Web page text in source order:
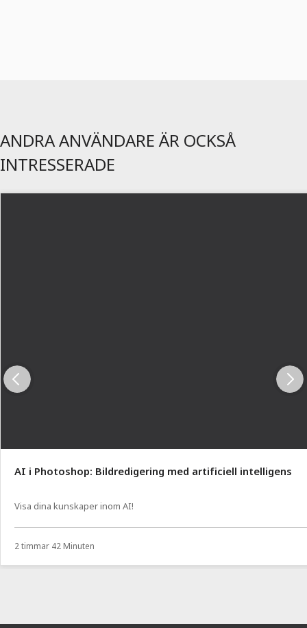
ANDRA ANVÄNDARE ÄR OCKSÅ
INTRESSERADE
AI i Photoshop: Bildredigering med artificiell intelligens
Visa dina kunskaper inom AI!
2 timmar 42 Minuten